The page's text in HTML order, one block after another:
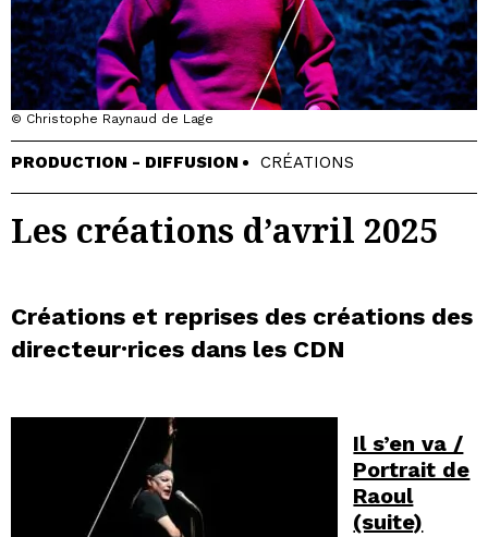
© Christophe Raynaud de Lage
PRODUCTION - DIFFUSION CRÉATIONS
Les créations d’avril 2025
Créations et reprises des créations des
directeur·rices dans les CDN
Il s’en va /
Portrait de
Raoul
(suite)